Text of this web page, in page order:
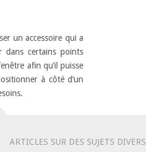
un accessoire qui a
certains points
afin qu’il puisse
à côté d’un
ARTICLES SUR DES SUJETS DIVERS